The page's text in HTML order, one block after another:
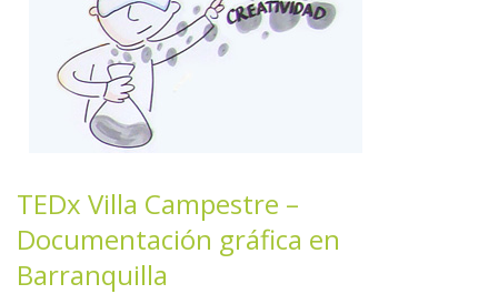
TEDx Villa Campestre –
Documentación gráfica en
Barranquilla